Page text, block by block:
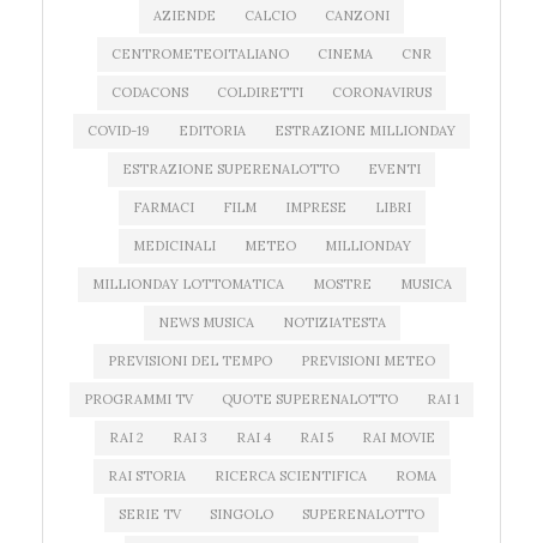
AZIENDE CALCIO CANZONI
CENTROMETEOITALIANO CINEMA CNR
CODACONS COLDIRETTI CORONAVIRUS
COVID-19 EDITORIA ESTRAZIONE MILLIONDAY
ESTRAZIONE SUPERENALOTTO EVENTI
FARMACI FILM IMPRESE LIBRI
MEDICINALI METEO MILLIONDAY
MILLIONDAY LOTTOMATICA MOSTRE MUSICA
NEWS MUSICA NOTIZIATESTA
PREVISIONI DEL TEMPO PREVISIONI METEO
PROGRAMMI TV QUOTE SUPERENALOTTO RAI 1
RAI 2 RAI 3 RAI 4 RAI 5 RAI MOVIE
RAI STORIA RICERCA SCIENTIFICA ROMA
SERIE TV SINGOLO SUPERENALOTTO